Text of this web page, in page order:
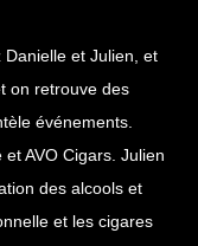
et Julien, et
on retrouve des
événements.
AVO Cigars. Julien
des alcools et
et les cigares